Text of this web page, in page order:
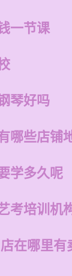
一节课
琴好吗
哪些店铺
学多久呢
考培训机
在哪里有